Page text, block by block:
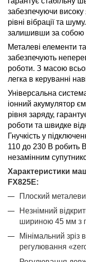
забезпечуючи високу
рівні вібрації та
залишивши за собою
Металеві елементи
забезпечують
роботи. З масою
легка в керуванні
Універсальна
іонний акумулятор
рівня заряду,
роботи та швидке
Гнучкість у
110 до 230 В робить
незамінним
Характеристики
FX825E:
Плоский
Незнімний
шириною 45 мм з
Мінімальний зріз
регулювання